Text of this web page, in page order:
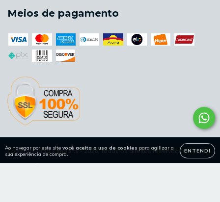
Ao navegar por este site você aceita o uso de cookies para agilizar a
sua experiência de compra.
ENTENDI
Meios de pagamento
Copyright Joga 2 Imports - 2026. Todos os direitos reservados.